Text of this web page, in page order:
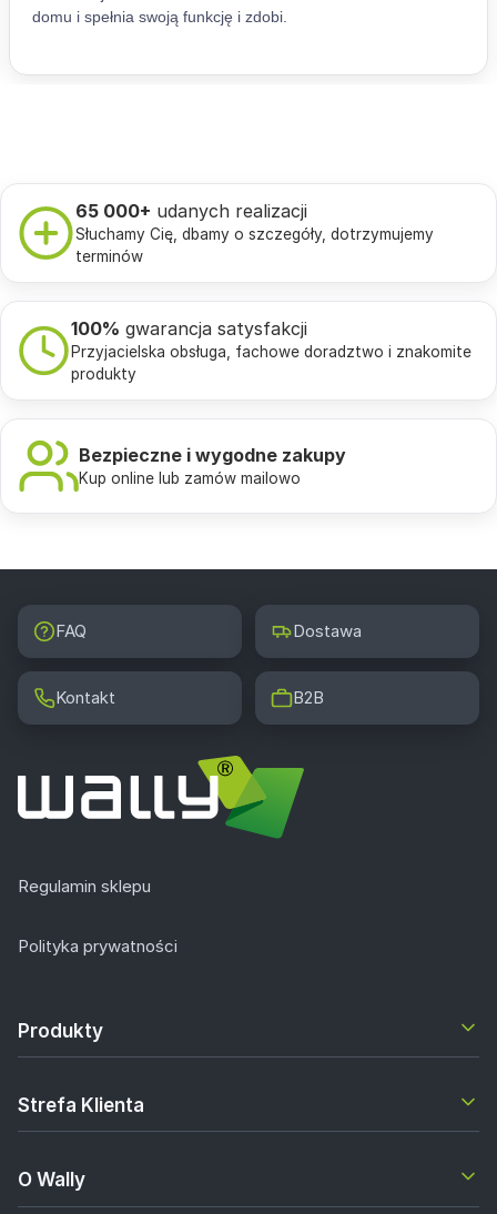
65 000+ udanych realizacji
Słuchamy Cię, dbamy o szczegóły, dotrzymujemy
terminów
100% gwarancja satysfakcji
Przyjacielska obsługa, fachowe doradztwo i znakomite
produkty
Bezpieczne i wygodne zakupy
Kup online lub zamów mailowo
FAQ Dostawa
Kontakt B2B
Regulamin sklepu
Polityka prywatności
Produkty
Strefa Klienta
O Wally